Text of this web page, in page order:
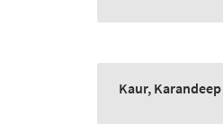
Kaur, Karandeep